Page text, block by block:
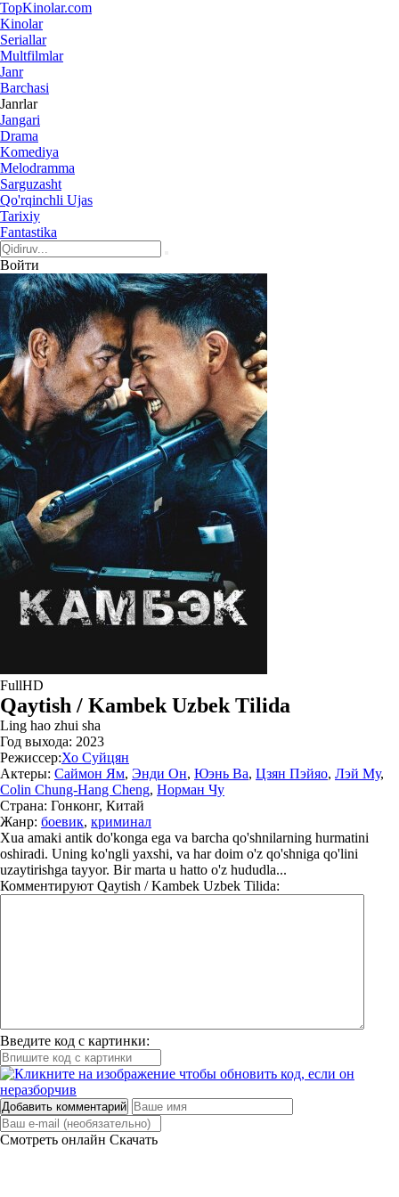
TopKinolar.com
Kinolar
Seriallar
Multfilmlar
Janr
Barchasi
Janrlar
Jangari
Drama
Komediya
Melodramma
Sarguzasht
Qo'rqinchli Ujas
Tarixiy
Fantastika
Войти
FullHD
Qaytish / Kambek Uzbek Tilida
Ling hao zhui sha
Год выхода: 2023
Режиссер:Хо Суйцян
Актеры: Саймон Ям, Энди Он, Юэнь Ва, Цзян Пэйяо, Лэй Му,
Colin Chung-Hang Cheng, Норман Чу
Страна: Гонконг, Китай
Жанр: боевик, криминал
Xua amaki antik do'konga ega va barcha qo'shnilarning hurmatini
oshiradi. Uning ko'ngli yaxshi, va har doim o'z qo'shniga qo'lini
uzaytirishga tayyor. Bir marta u hatto o'z hududla...
Комментируют Qaytish / Kambek Uzbek Tilida:
Введите код с картинки:
Добавить комментарий
Смотреть онлайн Скачать